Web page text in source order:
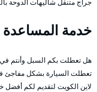
جراج متنقل شاليهات الدوحة
خدمة
هل تعطلت بكم السبل وأنتم
تعطلت السيارة بشكل مفاجئ
لاين الكويت لتقديم لكم أفضل